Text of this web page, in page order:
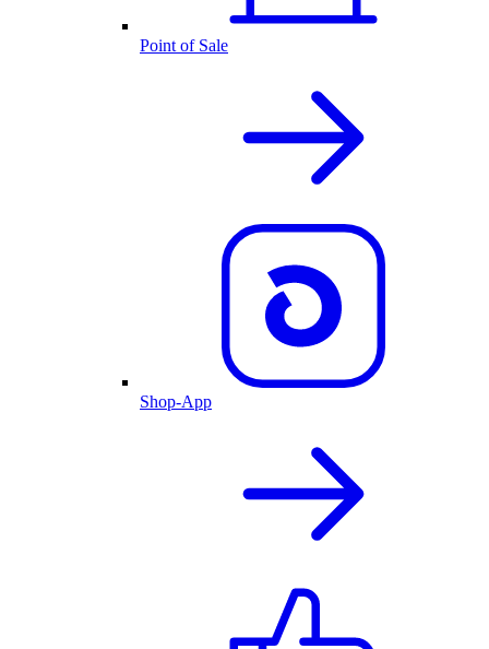
Point of Sale
Shop-App